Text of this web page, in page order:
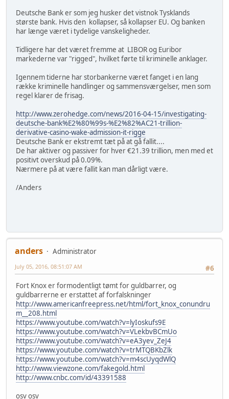
Deutsche Bank er som jeg husker det vistnok Tysklands
største bank. Hvis den kollapser, så kollapser EU. Og banken
har længe været i tydelige vanskeligheder.
Tidligere har det været fremme at LIBOR og Euribor
markederne var "rigged", hvilket førte til kriminelle anklager.
Igennem tiderne har storbankerne været fanget i en lang
række kriminelle handlinger og sammensværgelser, men som
regel klarer de frisag.
http://www.zerohedge.com/news/2016-04-15/investigating-
deutsche-bank%E2%80%99s-%E2%82%AC21-trillion-
derivative-casino-wake-admission-it-rigge
Deutsche Bank er ekstremt tæt på at gå fallit....
De har aktiver og passiver for hver €21.39 trillion, men med et
positivt overskud på 0.09%.
Nærmere på at være fallit kan man dårligt være.
/Anders
anders
Administrator
#6
July 05, 2016, 08:51:07 AM
Fort Knox er formodentligt tømt for guldbarrer, og
guldbarrerne er erstattet af forfalskninger
http://www.americanfreepress.net/html/fort_knox_conundru
m__208.html
https://www.youtube.com/watch?v=lyIoskufs9E
https://www.youtube.com/watch?v=VLekbvBCmUo
https://www.youtube.com/watch?v=eA3yev_ZeJ4
https://www.youtube.com/watch?v=trMTQBKbZlk
https://www.youtube.com/watch?v=m4scUyqdWlQ
http://www.viewzone.com/fakegold.html
http://www.cnbc.com/id/43391588
osv osv